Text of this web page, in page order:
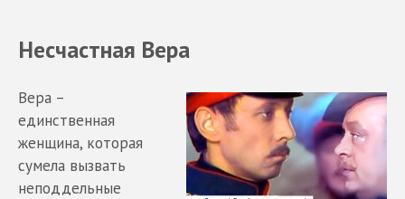
Несчастная Вера
Вера –
единственная
женщина, которая
сумела вызвать
неподдельные